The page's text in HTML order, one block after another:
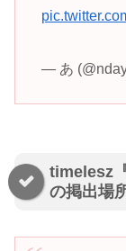
— あ
timelesz
の掲出場